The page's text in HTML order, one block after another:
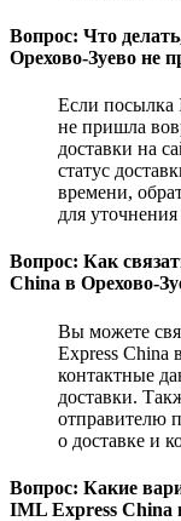
Вопрос: Что
Орехово-Зуево не
Если посылка
не пришла
доставки на
статус
времени,
для
Вопрос: Как
China в Орехово-
Вы можете
Express China
контактные
доставки.
отправителю
о доставке и
Вопрос: Какие
IML Express China